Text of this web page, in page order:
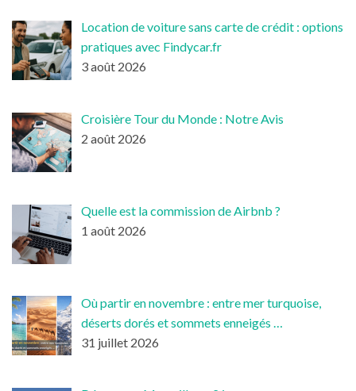
Location de voiture sans carte de crédit : options
pratiques avec Findycar.fr
3 août 2026
Croisière Tour du Monde : Notre Avis
2 août 2026
Quelle est la commission de Airbnb ?
1 août 2026
Où partir en novembre : entre mer turquoise,
déserts dorés et sommets enneigés …
31 juillet 2026